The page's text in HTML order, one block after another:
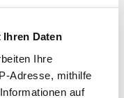
Daten
Ihre
Adresse, mithilfe
auf